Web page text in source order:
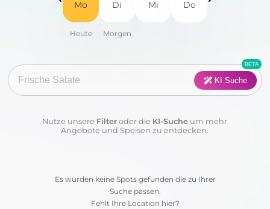
Fisch
Pasta
Sushi Vegan
Mo Di Mi Do
KI Suche
Nutze unsere Filter oder die KI-Suche um mehr
Angebote und Speisen zu entdecken.
Es wurden keine Spots gefunden die zu Ihrer
Suche passen.
Fehlt Ihre Location hier?